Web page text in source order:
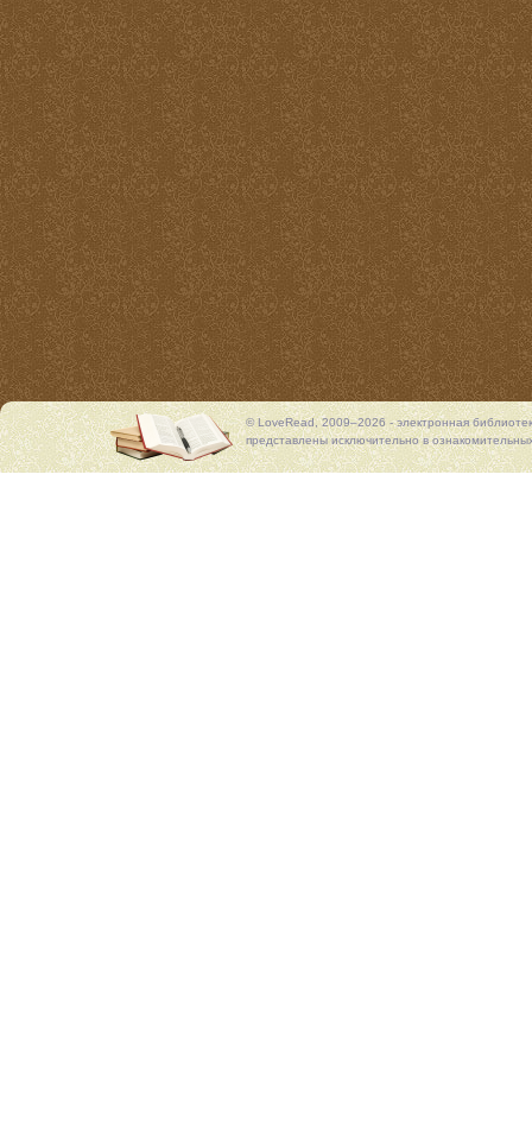
© LoveRead, 2009–2026 - электронная
представлены исключительно в